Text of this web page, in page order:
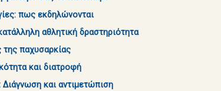
πως εκδηλώνονται
αθλητική δραστηριότητα
παχυσαρκίας
και διατροφή
και αντιμετώπιση